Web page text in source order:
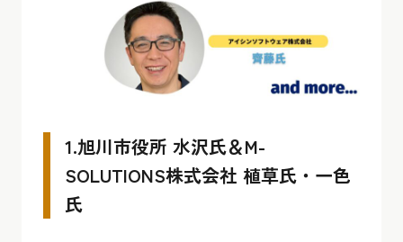
1.旭川市役所 水沢氏＆M-
SOLUTIONS株式会社 植草氏・一色
氏